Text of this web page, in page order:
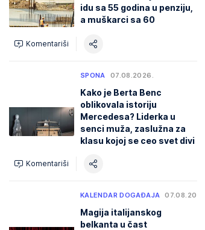
idu sa 55 godina u penziju,
a muškarci sa 60
Komentariši
SPONA 07.08.2026.
Kako je Berta Benc
oblikovala istoriju
Mercedesa? Liderka u
senci muža, zaslužna za
klasu kojoj se ceo svet divi
Komentariši
KALENDAR DOGAĐAJA 07.08.2026.
Magija italijanskog
belkanta u čast